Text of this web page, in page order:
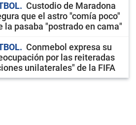
Custodio de Maradona
que el astro "comía poco"
la pasaba "postrado en cama"
Conmebol expresa su
por las reiteradas
unilaterales" de la FIFA